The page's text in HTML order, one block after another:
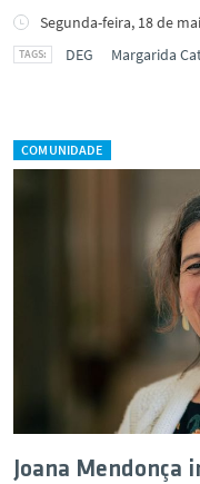
Segunda-feira, 18 de
DEG
Margarida
COMUNIDADE
Joana Mendonça